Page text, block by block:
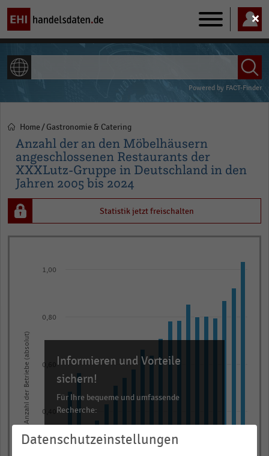
Main
navigation
Powered by FACT-Finder
Pfadnavigation
Home Gastronomie & Catering
Anzahl der an den Möbelhäusern
angeschlossenen Restaurants der
XXXLutz-Gruppe in Deutschland in den
Jahren 2005 bis 2024
Statistik jetzt freischalten
chart
has
axis
displaying
categories.
Range:
Anzahl der Betriebe (absolut) 0,40
0,60
0,80
1,00
Informieren und Vorteile
sichern!
Für Ihre bequeme und umfassende
Recherche:
Über 300.000 Daten und Kennzahlen
Rund 25.000 Statistiken
Datenschutzeinstellungen